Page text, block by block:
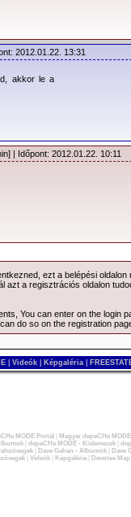
2012.01.22. 13:31
akkor le a
| Időpont: 2012.01.22. 10:11
ezt a belépésioldalon
azt a regisztrációs oldalon
You can enter on the login
can do so on the registration
Videók Képgaléria
MODE Portál
Magyar depeCHe
| depeCHe MODE - Kislemezek|
| Dave Gahan - Albumok|
Dave
| Videók| Képgaléria| Devotee Map